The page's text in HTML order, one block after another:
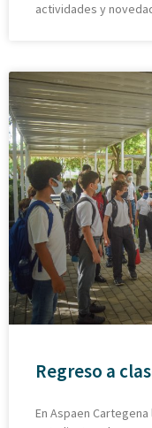
actividades y
Regreso a
En Aspaen